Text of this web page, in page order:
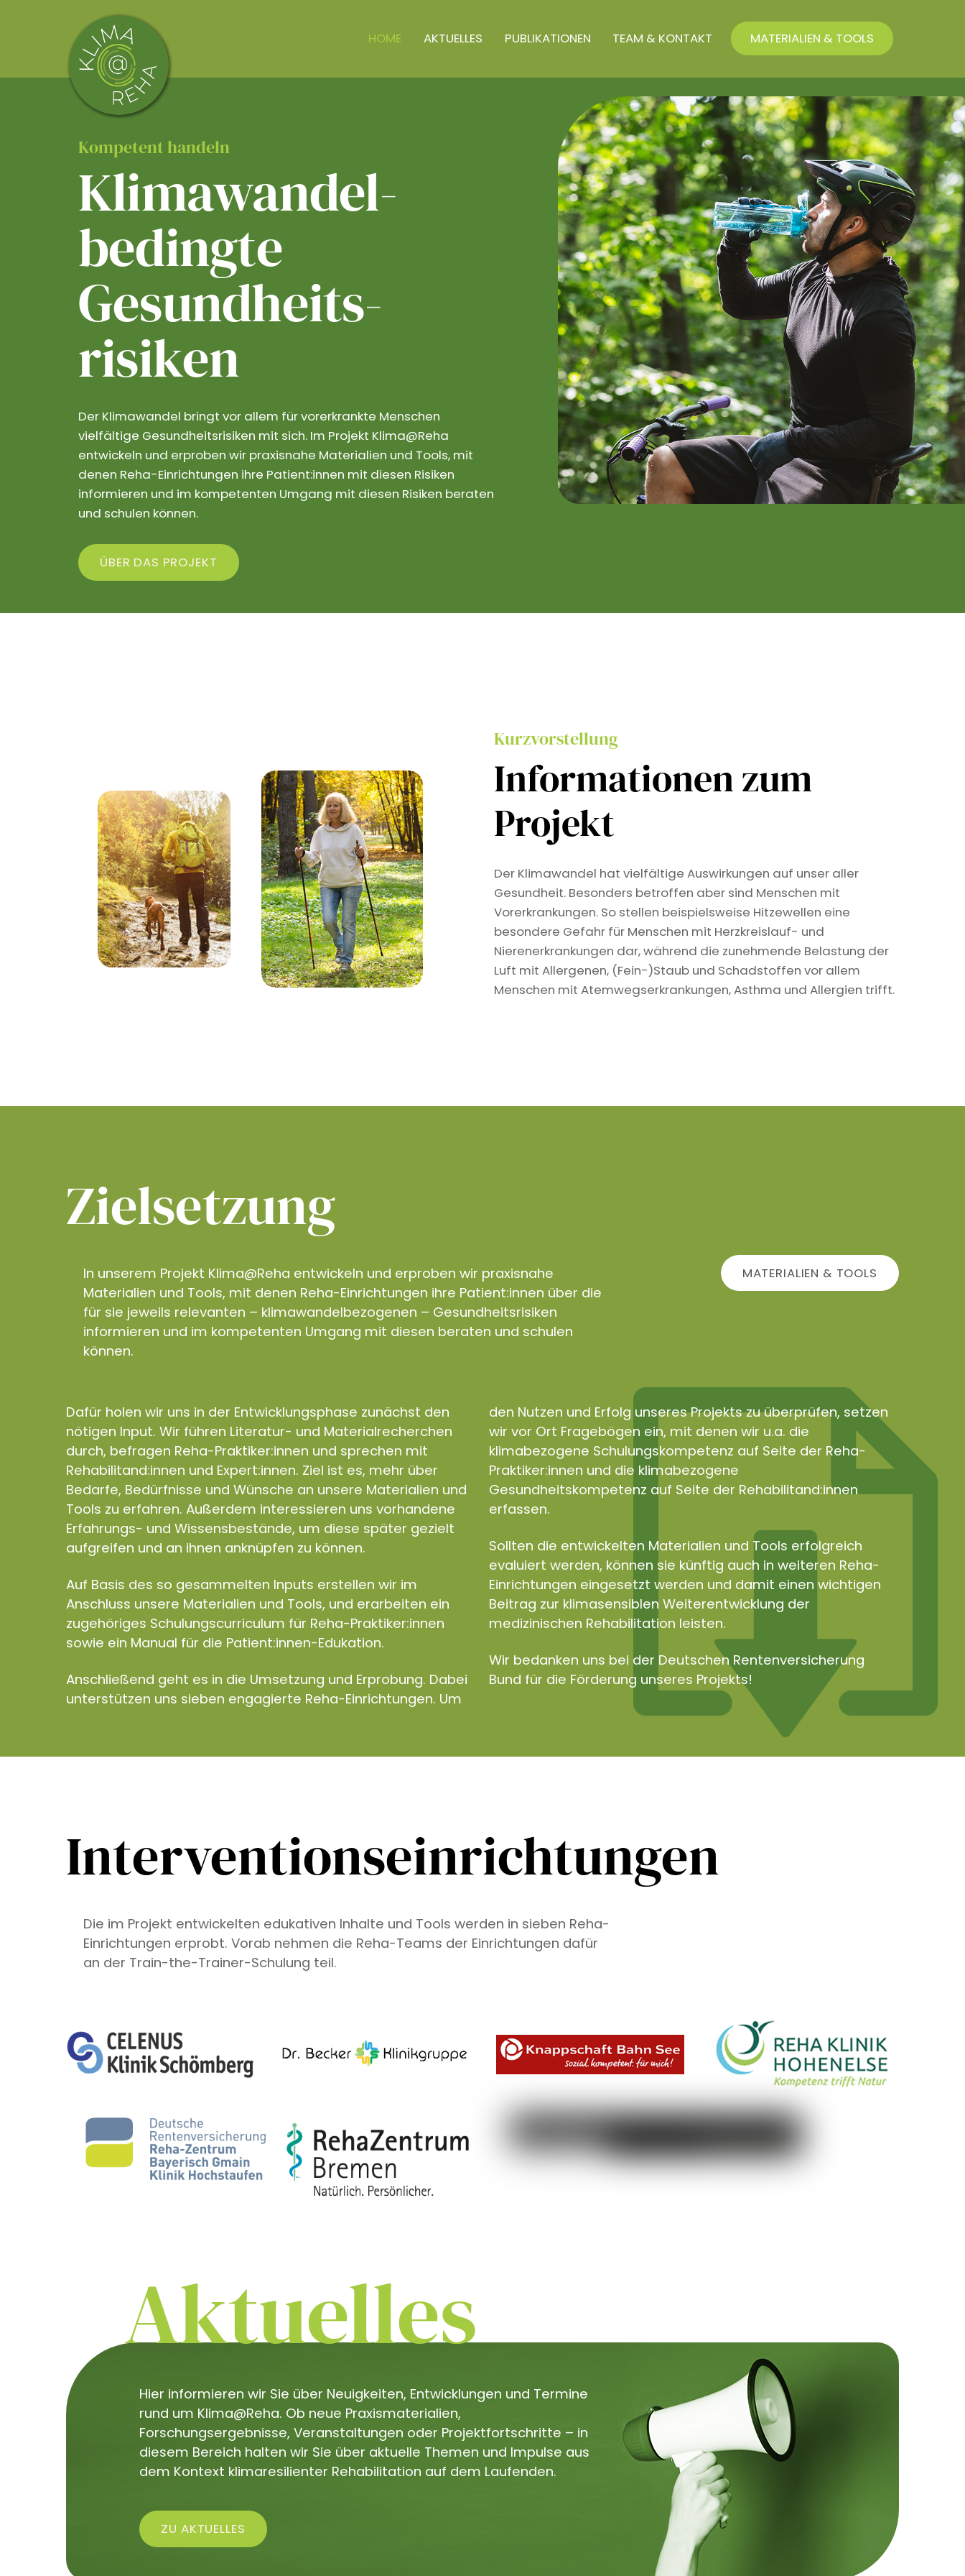
HOME AKTUELLES PUBLIKATIONEN TEAM & KONTAKT MATERIALIEN & TOOLS
Kompetent handeln
Klimawandel­
bedingte
Gesundheits­
risiken
Der Klimawandel bringt vor allem für vorerkrankte Menschen
vielfältige Gesundheitsrisiken mit sich. Im Projekt Klima@Reha
entwickeln und erproben wir praxisnahe Materialien und Tools, mit
denen Reha-Einrichtungen ihre Patient:innen mit diesen Risiken
informieren und im kompetenten Umgang mit diesen Risiken beraten
und schulen können.
ÜBER DAS PROJEKT
Kurzvorstellung
Informationen zum
Projekt
Der Klimawandel hat vielfältige Auswirkungen auf unser aller
Gesundheit. Besonders betroffen aber sind Menschen mit
Vorerkrankungen. So stellen beispielsweise Hitzewellen eine
besondere Gefahr für Menschen mit Herzkreislauf- und
Nierenerkrankungen dar, während die zunehmende Belastung der
Luft mit Allergenen, (Fein-)Staub und Schadstoffen vor allem
Menschen mit Atemwegserkrankungen, Asthma und Allergien trifft.
Zielsetzung
In unserem Projekt Klima@Reha entwickeln und erproben wir praxisnahe
Materialien und Tools, mit denen Reha-Einrichtungen ihre Patient:innen über die
für sie jeweils relevanten – klimawandelbezogenen – Gesundheitsrisiken
informieren und im kompetenten Umgang mit diesen beraten und schulen
können.
MATERIALIEN & TOOLS
Dafür holen wir uns in der Entwicklungsphase zunächst den
nötigen Input. Wir führen Literatur- und Materialrecherchen
durch, befragen Reha-Praktiker:innen und sprechen mit
Rehabilitand:innen und Expert:innen. Ziel ist es, mehr über
Bedarfe, Bedürfnisse und Wünsche an unsere Materialien und
Tools zu erfahren. Außerdem interessieren uns vorhandene
Erfahrungs- und Wissensbestände, um diese später gezielt
aufgreifen und an ihnen anknüpfen zu können.
Auf Basis des so gesammelten Inputs erstellen wir im
Anschluss unsere Materialien und Tools, und erarbeiten ein
zugehöriges Schulungscurriculum für Reha-Praktiker:innen
sowie ein Manual für die Patient:innen-Edukation.
Anschließend geht es in die Umsetzung und Erprobung. Dabei
unterstützen uns sieben engagierte Reha-Einrichtungen. Um
den Nutzen und Erfolg unseres Projekts zu überprüfen, setzen
wir vor Ort Fragebögen ein, mit denen wir u.a. die
klimabezogene Schulungskompetenz auf Seite der Reha-
Praktiker:innen und die klimabezogene
Gesundheitskompetenz auf Seite der Rehabilitand:innen
erfassen.
Sollten die entwickelten Materialien und Tools erfolgreich
evaluiert werden, können sie künftig auch in weiteren Reha-
Einrichtungen eingesetzt werden und damit einen wichtigen
Beitrag zur klimasensiblen Weiterentwicklung der
medizinischen Rehabilitation leisten.
Wir bedanken uns bei der Deutschen Rentenversicherung
Bund für die Förderung unseres Projekts!
Interventionseinrichtungen
Die im Projekt entwickelten edukativen Inhalte und Tools werden in sieben Reha-
Einrichtungen erprobt. Vorab nehmen die Reha-Teams der Einrichtungen dafür
an der Train-the-Trainer-Schulung teil.
Aktuelles
Hier informieren wir Sie über Neuigkeiten, Entwicklungen und Termine
rund um Klima@Reha. Ob neue Praxismaterialien,
Forschungsergebnisse, Veranstaltungen oder Projektfortschritte – in
diesem Bereich halten wir Sie über aktuelle Themen und Impulse aus
dem Kontext klimaresilienter Rehabilitation auf dem Laufenden.
ZU AKTUELLES